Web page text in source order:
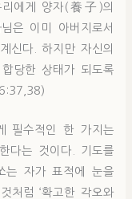
에게 양자(養子)의
은 이미 아버지로서
신다. 하지만 자신의
당한 상태가 되도록
필수적인 한 가지는
다는 것이다. 기도를
는 자가 표적에 눈을
처럼 ‘확고한 각오와